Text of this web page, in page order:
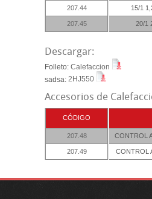
15/1
20/1
207.44
207.45
Descargar:
Folleto: Calefaccion
sadsa: 2HJ550
Accesorios de
CONTROL
CONTROL
CÓDIGO
207.48
207.49